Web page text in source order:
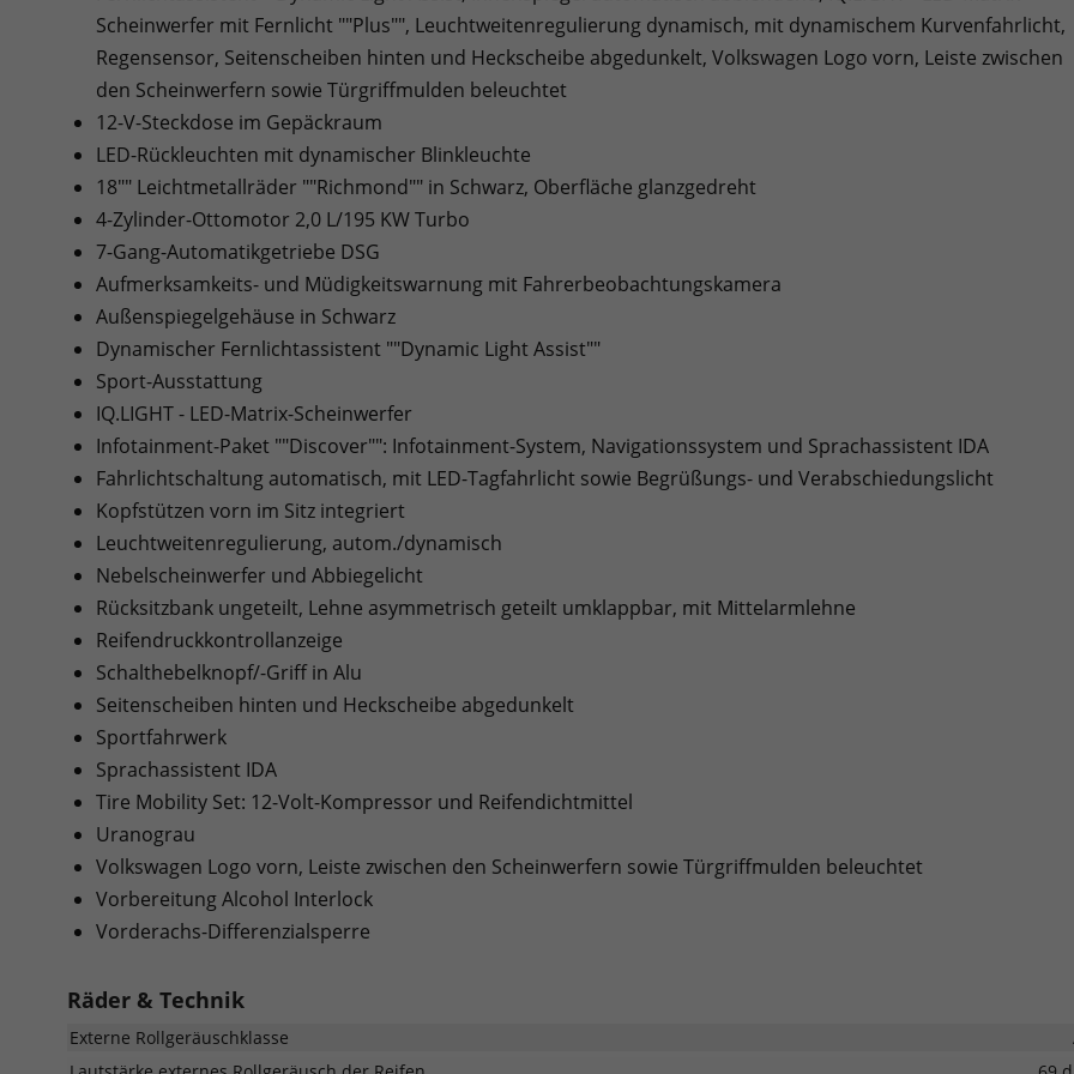
Scheinwerfer mit Fernlicht ""Plus"", Leuchtweitenregulierung dynamisch, mit dynamischem Kurvenfahrlicht,
Regensensor, Seitenscheiben hinten und Heckscheibe abgedunkelt, Volkswagen Logo vorn, Leiste zwischen
den Scheinwerfern sowie Türgriffmulden beleuchtet
12-V-Steckdose im Gepäckraum
LED-Rückleuchten mit dynamischer Blinkleuchte
18"" Leichtmetallräder ""Richmond"" in Schwarz, Oberfläche glanzgedreht
4-Zylinder-Ottomotor 2,0 L/195 KW Turbo
7-Gang-Automatikgetriebe DSG
Aufmerksamkeits- und Müdigkeitswarnung mit Fahrerbeobachtungskamera
Außenspiegelgehäuse in Schwarz
Dynamischer Fernlichtassistent ""Dynamic Light Assist""
Sport-Ausstattung
IQ.LIGHT - LED-Matrix-Scheinwerfer
Infotainment-Paket ""Discover"": Infotainment-System, Navigationssystem und Sprachassistent IDA
Fahrlichtschaltung automatisch, mit LED-Tagfahrlicht sowie Begrüßungs- und Verabschiedungslicht
Kopfstützen vorn im Sitz integriert
Leuchtweitenregulierung, autom./dynamisch
Nebelscheinwerfer und Abbiegelicht
Rücksitzbank ungeteilt, Lehne asymmetrisch geteilt umklappbar, mit Mittelarmlehne
Reifendruckkontrollanzeige
Schalthebelknopf/-Griff in Alu
Seitenscheiben hinten und Heckscheibe abgedunkelt
Sportfahrwerk
Sprachassistent IDA
Tire Mobility Set: 12-Volt-Kompressor und Reifendichtmittel
Uranograu
Volkswagen Logo vorn, Leiste zwischen den Scheinwerfern sowie Türgriffmulden beleuchtet
Vorbereitung Alcohol Interlock
Vorderachs-Differenzialsperre
Räder & Technik
Externe Rollgeräuschklasse